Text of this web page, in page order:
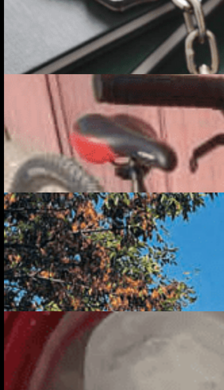
Noticias Principales Policiales
Seguridad en Bahía Blanca: Las denuncias